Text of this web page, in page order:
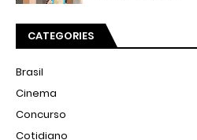
CATEGORIES
Brasil
Cinema
Concurso
Cotidiano